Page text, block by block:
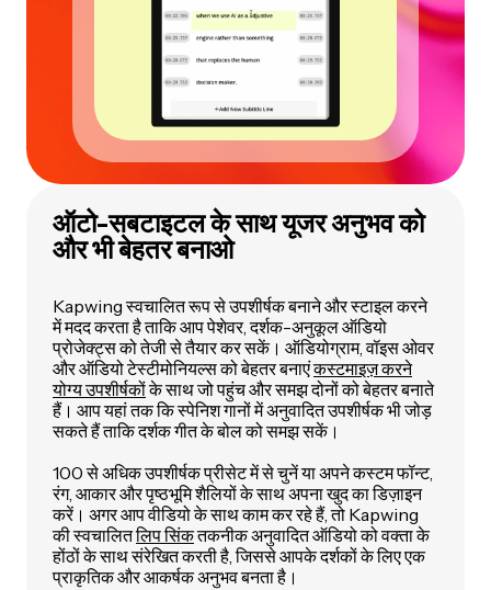
ऑटो-सबटाइटल के साथ यूजर अनुभव को
और भी बेहतर बनाओ
Kapwing स्वचालित रूप से उपशीर्षक बनाने और स्टाइल करने
में मदद करता है ताकि आप पेशेवर, दर्शक-अनुकूल ऑडियो
प्रोजेक्ट्स को तेजी से तैयार कर सकें। ऑडियोग्राम, वॉइस ओवर
और ऑडियो टेस्टीमोनियल्स को बेहतर बनाएंकस्टमाइज़ करने
योग्य उपशीर्षकोंके साथ जो पहुंच और समझ दोनों को बेहतर बनाते
हैं। आप यहां तक कि स्पेनिश गानों में अनुवादित उपशीर्षक भी जोड़
सकते हैं ताकि दर्शक गीत के बोल को समझ सकें।
100 से अधिक उपशीर्षक प्रीसेट में से चुनें या अपने कस्टम फॉन्ट,
रंग, आकार और पृष्ठभूमि शैलियों के साथ अपना खुद का डिज़ाइन
करें। अगर आप वीडियो के साथ काम कर रहे हैं, तो Kapwing
की स्वचालितलिप सिंकतकनीक अनुवादित ऑडियो को वक्ता के
होंठों के साथ संरेखित करती है, जिससे आपके दर्शकों के लिए एक
प्राकृतिक और आकर्षक अनुभव बनता है।